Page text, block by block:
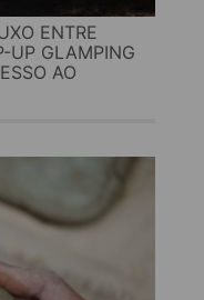
ENTRE
UP GLAMPING
AO